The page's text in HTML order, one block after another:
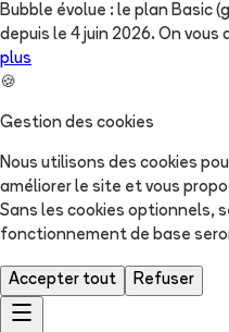
Bubble évolue : le plan Basic
depuis le 4 juin 2026. On
plus
🍪
Gestion des cookies
Nous utilisons des cookies
améliorer le site et vous
Sans les cookies optionnels,
fonctionnement de base
Accepter tout Refuser